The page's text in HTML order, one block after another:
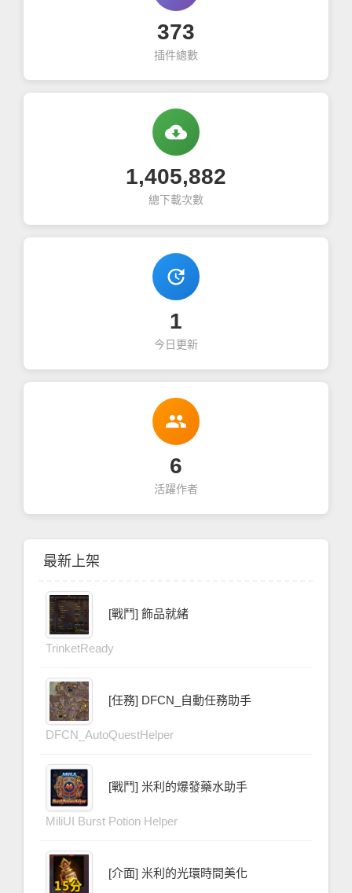
373
插件總數
cloud_download
1,405,882
總下載次數
update
1
今日更新
people
6
活躍作者
最新上架
[戰鬥] 飾品就緒
TrinketReady
[任務] DFCN_自動任務助手
DFCN_AutoQuestHelper
[戰鬥] 米利的爆發藥水助手
MiliUI Burst Potion Helper
[介面] 米利的光環時間美化